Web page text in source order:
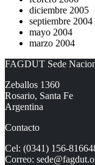
diciembre 2005
septiembre 2004
mayo 2004
marzo 2004
FAGDUT Sede
Zeballos 1360
Rosario, Santa Fe
Argentina
Contacto
Cel: (0341) 156-
Correo: